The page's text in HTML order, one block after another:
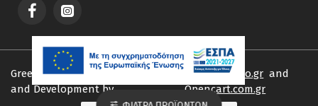
Greek-sandals.gr © 2019 | Design
and Development by
Webartstudio.gr and
Opencart.com.gr